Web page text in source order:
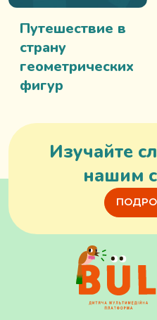
Путешествие в
страну
геометрических
фигур
Изучайте
нашим